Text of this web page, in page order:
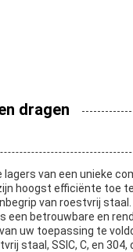
dragen
van een unieke
hoogst efficiënte toe
van roestvrij
betrouwbare en
uw toepassing te
staal, SSIC, C, en 304,